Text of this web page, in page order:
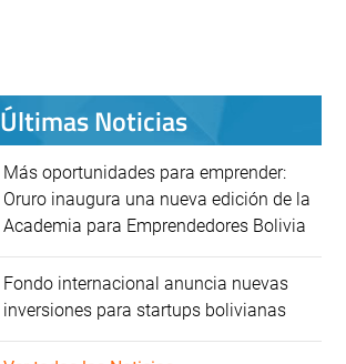
Últimas Noticias
Más oportunidades para emprender:
Oruro inaugura una nueva edición de la
Academia para Emprendedores Bolivia
Fondo internacional anuncia nuevas
inversiones para startups bolivianas